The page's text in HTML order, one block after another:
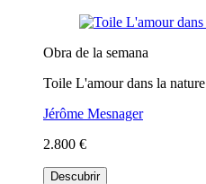
Obra de la semana
Toile L'amour dans la nature
Jérôme Mesnager
2.800 €
Descubrir